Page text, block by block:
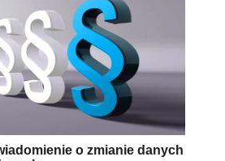
o zmianie danych